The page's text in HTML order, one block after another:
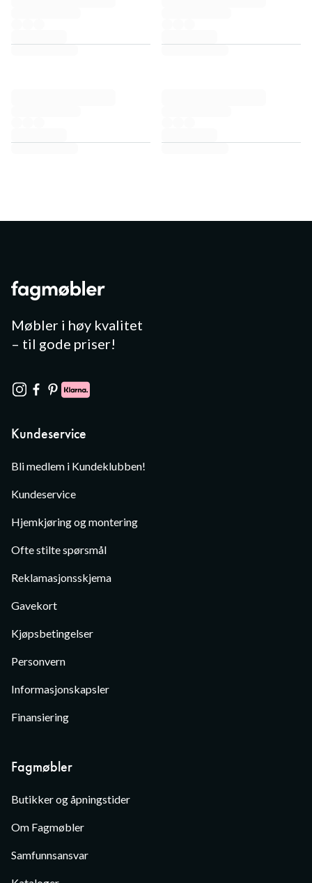
Møbler i høy kvalitet
– til gode priser!
Kundeservice
Bli medlem i Kundeklubben!
Kundeservice
Hjemkjøring og montering
Ofte stilte spørsmål
Reklamasjonsskjema
Gavekort
Kjøpsbetingelser
Personvern
Informasjonskapsler
Finansiering
Fagmøbler
Butikker og åpningstider
Om Fagmøbler
Samfunnsansvar